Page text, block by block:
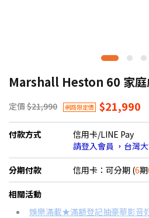
Marshall Heston 60 家庭
定價 $21,990 網路限定價 $21,990
付款方式
信用卡/LINE Pay
請登入會員 ，台灣
分期付款 信用卡：可分期 (6期
＊實際可分期數、適用利率，請以購
信用卡分期
相關活動
娛樂滿載★滿額登記抽豪華影音